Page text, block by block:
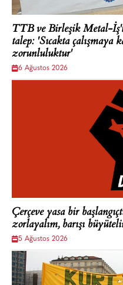
TTB ve Birleşik Metal-
talep: 'Sıcakta çalışmaya
zorunluluktur'
6 Ağustos 2026
Çerçeve yasa bir
zorlayalım, barışı
5 Ağustos 2026